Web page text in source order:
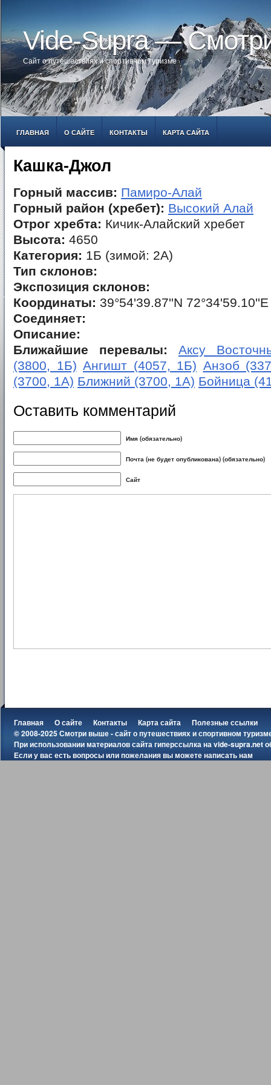
Vide-Supra —
Сайт о путешествиях и спортивном туризме
ГЛАВНАЯ О САЙТЕ КОНТАКТЫ КАРТА САЙТА
Кашка-Джол
Горный массив: Памиро-Алай
Горный район (хребет): Высокий Алай
Отрог хребта: Кичик-Алайский хребет
Высота: 4650
Категория: 1Б (зимой: 2А)
Тип склонов:
Экспозиция склонов:
Координаты: 39°54'39.87''N 72°34'59.10''E
Соединяет:
Описание:
Ближайшие перевалы:
Аксу
(3800, 1Б) Ангишт (4057, 1Б) Анзоб
(3700, 1А) Ближний (3700, 1А) Бойница
Оставить комментарий
Имя (обязательно)
Почта (не будет опубликована) (обязательно)
Сайт
Главная О сайте Контакты Карта сайта
Полезные ссылки
© 2008-2025 Смотри выше - сайт о путешествиях и спортивном
При использовании материалов сайта гиперссылка наvide-supra.net
Если у вас есть вопросы или пожелания вы можетенаписать нам